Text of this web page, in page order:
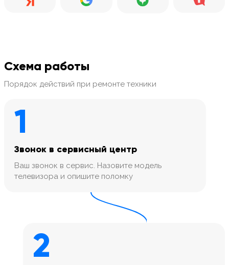
Схема работы
Порядок действий при ремонте техники
1
Звонок в сервисный центр
Ваш звонок в сервис. Назовите модель
телевизора и опишите поломку
2